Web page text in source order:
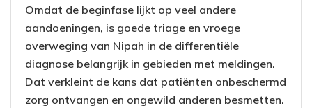
Omdat de beginfase lijkt op veel andere
aandoeningen, is goede triage en vroege
overweging van Nipah in de differentiële
diagnose belangrijk in gebieden met meldingen.
Dat verkleint de kans dat patiënten onbeschermd
zorg ontvangen en ongewild anderen besmetten.